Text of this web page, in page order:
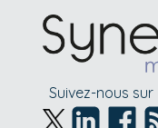
Suivez-nous sur